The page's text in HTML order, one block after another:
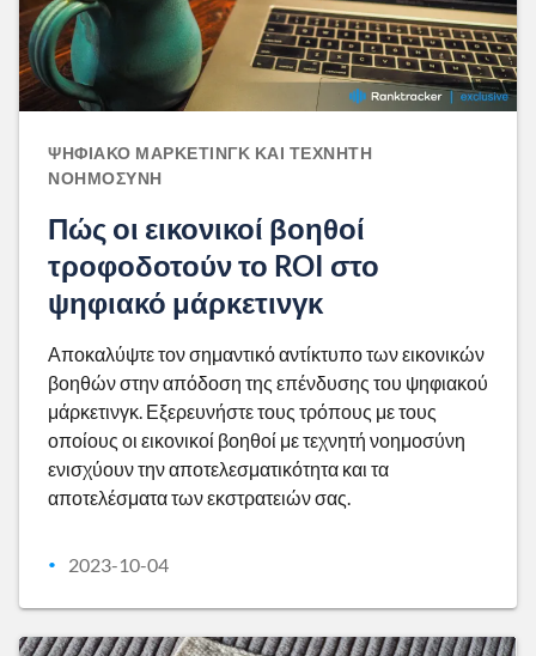
ΨΗΦΙΑΚΌ ΜΆΡΚΕΤΙΝΓΚ ΚΑΙ ΤΕΧΝΗΤΉ
ΝΟΗΜΟΣΎΝΗ
Πώς οι εικονικοί βοηθοί
τροφοδοτούν το ROI στο
ψηφιακό μάρκετινγκ
Αποκαλύψτε τον σημαντικό αντίκτυπο των εικονικών
βοηθών στην απόδοση της επένδυσης του ψηφιακού
μάρκετινγκ. Εξερευνήστε τους τρόπους με τους
οποίους οι εικονικοί βοηθοί με τεχνητή νοημοσύνη
ενισχύουν την αποτελεσματικότητα και τα
αποτελέσματα των εκστρατειών σας.
• 2023-10-04